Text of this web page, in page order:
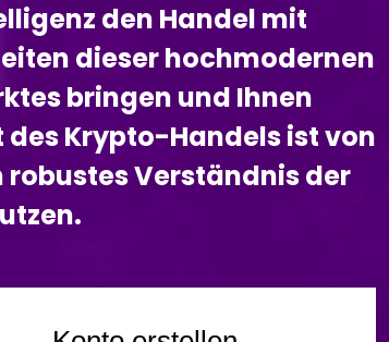
den Handel mit
dieser hochmodernen
bringen und Ihnen
des Krypto-Handels ist von
Verständnis der